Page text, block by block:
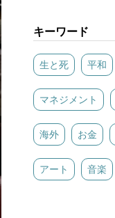
キーワード
生と死 平和
マネジメント
海外 お金
アート 音楽